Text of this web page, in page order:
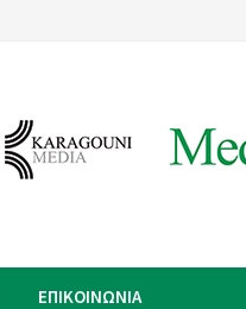
ΕΠΙΚΟΙΝΩΝΙΑ